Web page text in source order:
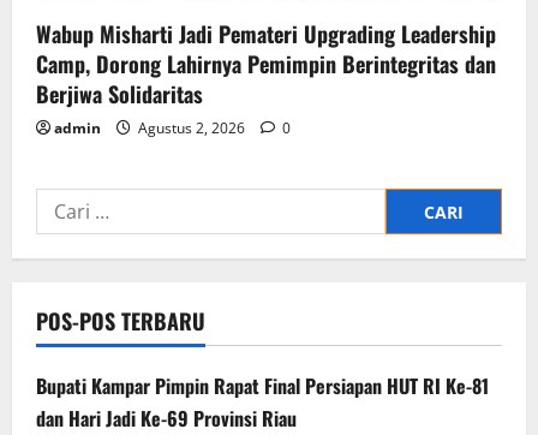
Wabup Misharti Jadi Pemateri Upgrading Leadership
Camp, Dorong Lahirnya Pemimpin Berintegritas dan
Berjiwa Solidaritas
admin Agustus 2, 2026 0
Cari
untuk:
POS-POS TERBARU
Bupati Kampar Pimpin Rapat Final Persiapan HUT RI Ke-81
dan Hari Jadi Ke-69 Provinsi Riau